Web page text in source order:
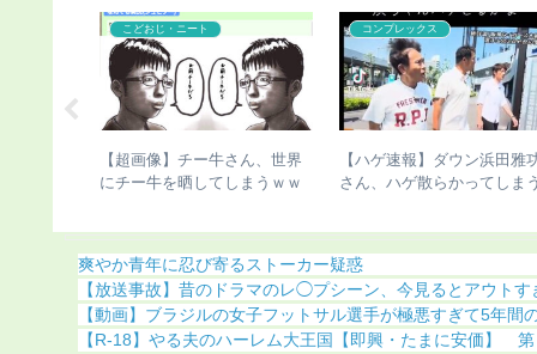
こどおじ・ニート
【超画像】チー牛さん、世界
にチー牛を晒してしまうｗｗ
コンプレックス
【ハゲ速報】ダウン浜田雅
さん、ハゲ散らかってしま
爽やか青年に忍び寄るストーカー疑惑
【放送事故】昔のドラマのレ◯プシーン、今見るとアウトす
【動画】ブラジルの女子フットサル選手が極悪すぎて5年間
【R-18】やる夫のハーレム大王国【即興・たまに安価】